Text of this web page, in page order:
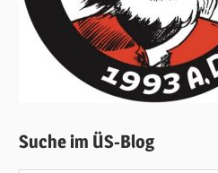
Suche im ÜS-Blog